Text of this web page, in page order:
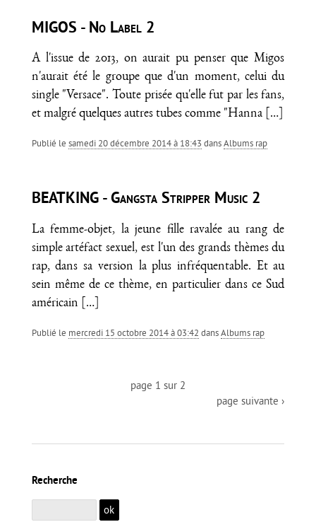
MIGOS - No Label 2
A l'issue de 2013, on aurait pu penser que Migos
n'aurait été le groupe que d'un moment, celui du
single "Versace". Toute prisée qu'elle fut par les fans,
et malgré quelques autres tubes comme "Hanna
[…]
Publié le samedi 20 décembre 2014 à 18:43 dansAlbums rap
BEATKING - Gangsta Stripper Music 2
La femme-objet, la jeune fille ravalée au rang de
simple artéfact sexuel, est l'un des grands thèmes du
rap, dans sa version la plus infréquentable. Et au
sein même de ce thème, en particulier dans ce Sud
américain
[…]
Publié le mercredi 15 octobre 2014 à 03:42 dansAlbums rap
page 1 sur 2
page suivante ›
Recherche